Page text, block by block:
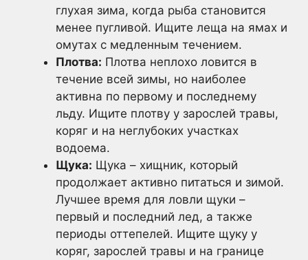
глухая зима, когда рыба становится
менее пугливой. Ищите леща на ямах и
омутах с медленным течением.
Плотва: Плотва неплохо ловится в
течение всей зимы, но наиболее
активна по первому и последнему
льду. Ищите плотву у зарослей травы,
коряг и на неглубоких участках
водоема.
Щука: Щука – хищник, который
продолжает активно питаться и зимой.
Лучшее время для ловли щуки –
первый и последний лед, а также
периоды оттепелей. Ищите щуку у
коряг, зарослей травы и на границе